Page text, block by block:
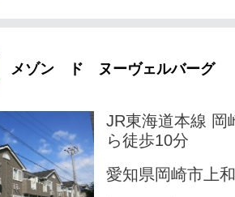
メゾン ド ヌーヴェルバーグ
JR東海道本線 岡
ら徒歩10分
愛知県岡崎市上